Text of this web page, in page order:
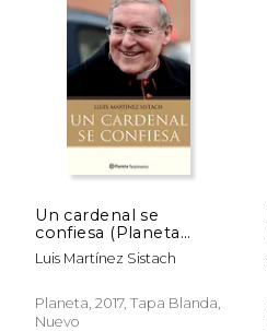
15%
dcto. $ 23.59
Un cardenal se
confiesa (Planeta
Testimonio)
Luis Martínez Sistach
Planeta, 2017, Tapa Blanda,
Nuevo